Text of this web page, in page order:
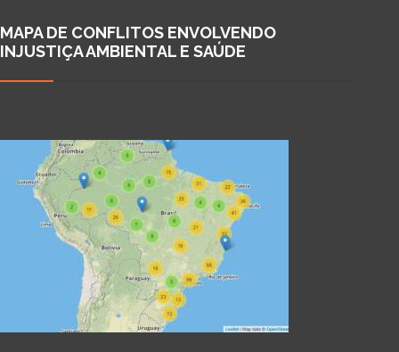
MAPA DE CONFLITOS ENVOLVENDO
INJUSTIÇA AMBIENTAL E SAÚDE